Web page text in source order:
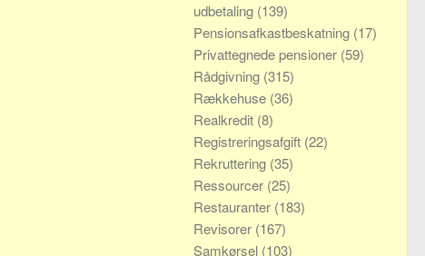
udbetaling (139)
Pensionsafkastbeskatning (17)
Privattegnede pensioner (59)
Rådgivning (315)
Rækkehuse (36)
Realkredit (8)
Registreringsafgift (22)
Rekruttering (35)
Ressourcer (25)
Restauranter (183)
Revisorer (167)
Samkørsel (103)